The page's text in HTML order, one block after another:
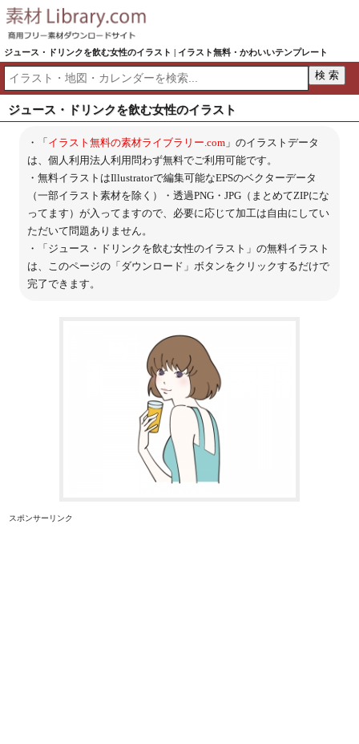
ジュース・ドリンクを飲む女性のイラスト | イラスト無料・かわいいテンプレート
ジュース・ドリンクを飲む女性のイラスト
・「イラスト無料の素材ライブラリー.com」のイラストデータ
は、個人利用法人利用問わず無料でご利用可能です。
・無料イラストはIllustratorで編集可能なEPSのベクターデータ
（一部イラスト素材を除く）・透過PNG・JPG（まとめてZIPにな
ってます）が入ってますので、必要に応じて加工は自由にしてい
ただいて問題ありません。
・「ジュース・ドリンクを飲む女性のイラスト」の無料イラスト
は、このページの「ダウンロード」ボタンをクリックするだけで
完了できます。
スポンサーリンク